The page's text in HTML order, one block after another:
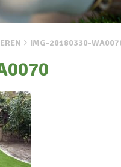
IMG-20180330-